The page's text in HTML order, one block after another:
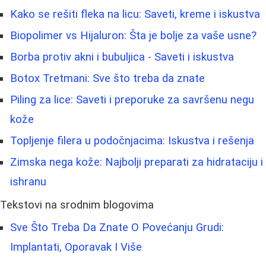
Kako se rešiti fleka na licu: Saveti, kreme i iskustva
Biopolimer vs Hijaluron: Šta je bolje za vaše usne?
Borba protiv akni i bubuljica - Saveti i iskustva
Botox Tretmani: Sve što treba da znate
Piling za lice: Saveti i preporuke za savršenu negu
kože
Topljenje filera u podočnjacima: Iskustva i rešenja
Zimska nega kože: Najbolji preparati za hidrataciju i
ishranu
Tekstovi na srodnim blogovima
Sve Što Treba Da Znate O Povećanju Grudi:
Implantati, Oporavak I Više